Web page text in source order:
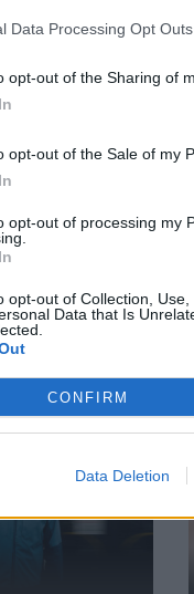
Data Processing Opt Outs
opt-out of the Sharing of
opt-out of the Sale of my
opt-out of processing my
opt-out of Collection,
Data that Is
CONFIRM
Data Deletion
kļūst par
seksualitātes